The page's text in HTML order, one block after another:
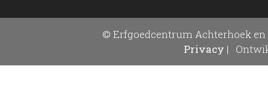
© Erfgoedcentrum Achterhoek en
Privacy |